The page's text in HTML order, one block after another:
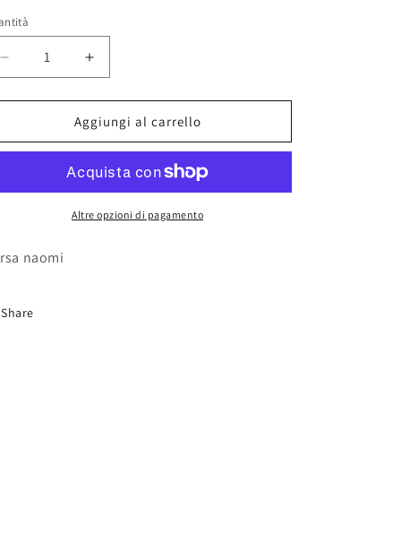
Diminuisci
quantità
per
Naomi
Aumenta
quantità
per
Borsa
Naomi
Aggiungi al carrello
Altre opzioni di pagamento
naomi
Share